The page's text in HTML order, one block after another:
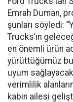
Emrah Duman,
şunları söyledi:
Trucks’ın
en önemli ürün
yürüttüğümüz
uyum
verimlilik
kabin ailesi